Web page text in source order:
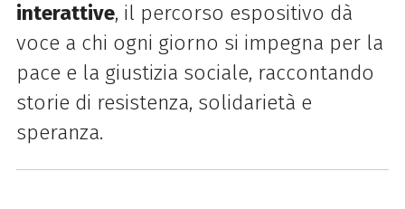
interattive, il percorso espositivo dà
voce a chi ogni giorno si impegna per la
pace e la giustizia sociale, raccontando
storie di resistenza, solidarietà e
speranza.